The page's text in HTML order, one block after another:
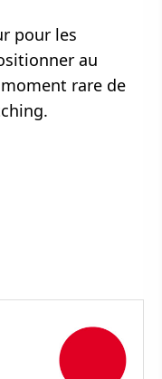
pour les
au
rare de